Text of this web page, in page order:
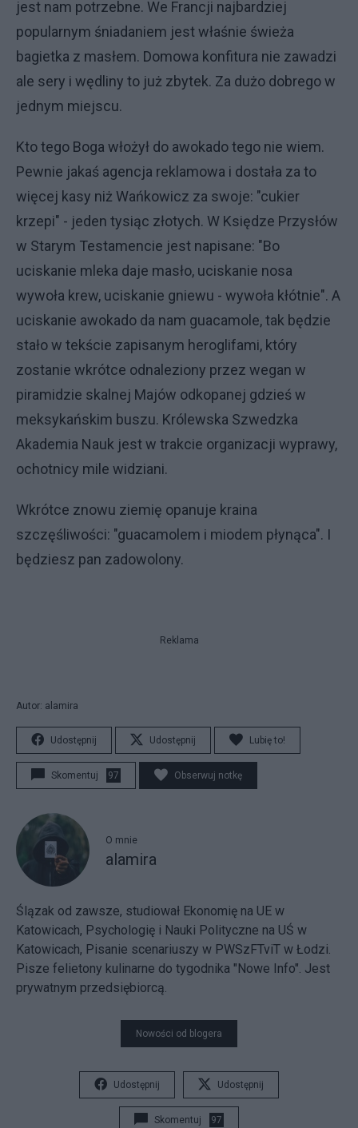
jest nam potrzebne. We Francji najbardziej
popularnym śniadaniem jest właśnie świeża
bagietka z masłem. Domowa konfitura nie zawadzi
ale sery i wędliny to już zbytek. Za dużo dobrego w
jednym miejscu.
Kto tego Boga włożył do awokado tego nie wiem.
Pewnie jakaś agencja reklamowa i dostała za to
więcej kasy niż Wańkowicz za swoje: "cukier
krzepi" - jeden tysiąc złotych. W Księdze Przysłów
w Starym Testamencie jest napisane: "Bo
uciskanie mleka daje masło, uciskanie nosa
wywoła krew, uciskanie gniewu - wywoła kłótnie". A
uciskanie awokado da nam guacamole, tak będzie
stało w tekście zapisanym heroglifami, który
zostanie wkrótce odnaleziony przez wegan w
piramidzie skalnej Majów odkopanej gdzieś w
meksykańskim buszu. Królewska Szwedzka
Akademia Nauk jest w trakcie organizacji wyprawy,
ochotnicy mile widziani.
Wkrótce znowu ziemię opanuje kraina
szczęśliwości: "guacamolem i miodem płynąca". I
będziesz pan zadowolony.
Reklama
Autor: alamira
Udostępnij Udostępnij Lubię to!
Skomentuj 97 Obserwuj notkę
O mnie
alamira
Ślązak od zawsze, studiował Ekonomię na UE w
Katowicach, Psychologię i Nauki Polityczne na UŚ w
Katowicach, Pisanie scenariuszy w PWSzFTviT w Łodzi.
Pisze felietony kulinarne do tygodnika "Nowe Info". Jest
prywatnym przedsiębiorcą.
Nowości od blogera
Udostępnij Udostępnij
Skomentuj 97